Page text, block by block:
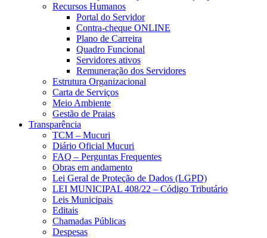
Recursos Humanos
Portal do Servidor
Contra-cheque ONLINE
Plano de Carreira
Quadro Funcional
Servidores ativos
Remuneração dos Servidores
Estrutura Organizacional
Carta de Serviços
Meio Ambiente
Gestão de Praias
Transparência
TCM – Mucuri
Diário Oficial Mucuri
FAQ – Perguntas Frequentes
Obras em andamento
Lei Geral de Proteção de Dados (LGPD)
LEI MUNICIPAL 408/22 – Código Tributário
Leis Municipais
Editais
Chamadas Públicas
Despesas